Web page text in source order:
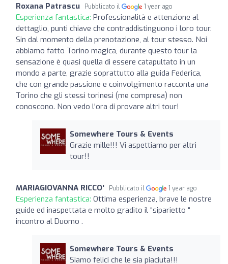
Roxana Patrascu Pubblicato il 1 year ago
Esperienza fantastica: Professionalità e attenzione al
dettaglio, punti chiave che contraddistinguono i loro tour.
Sin dal momento della prenotazione, al tour stesso. Noi
abbiamo fatto Torino magica, durante questo tour la
sensazione è quasi quella di essere catapultato in un
mondo a parte, grazie soprattutto alla guida Federica,
che con grande passione e coinvolgimento racconta una
Torino che gli stessi torinesi (me compresa) non
conoscono. Non vedo l'ora di provare altri tour!
Somewhere Tours & Events
Grazie mille!!! Vi aspettiamo per altri
tour!!
MARIAGIOVANNA RICCO' Pubblicato il 1 year ago
Esperienza fantastica: Ottima esperienza, brave le nostre
guide ed inaspettata e molto gradito il “siparietto “
incontro al Duomo .
Somewhere Tours & Events
Siamo felici che le sia piaciuta!!!